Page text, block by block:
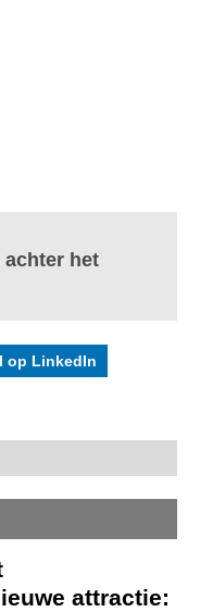
het
op LinkedIn
attractie: